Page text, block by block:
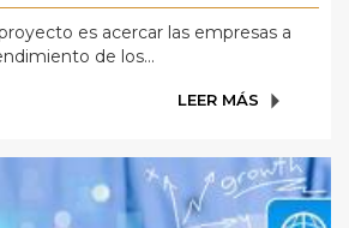
es acercar las empresas a
de los...
LEER MÁS